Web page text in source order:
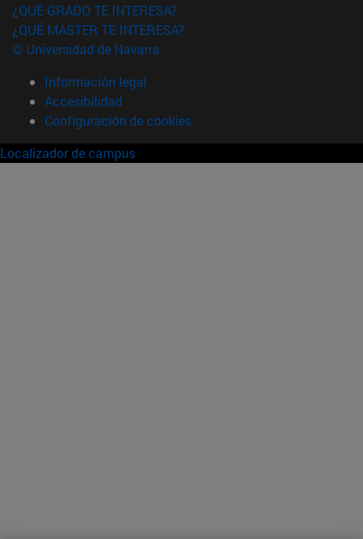
¿QUÉ GRADO TE INTERESA?
¿QUÉ MÁSTER TE INTERESA?
© Universidad de Navarra
Información legal
Accesibilidad
Configuración de cookies
Localizador de campus